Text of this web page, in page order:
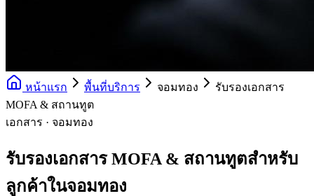
หน้าแรก พื้นที่บริการ จอมทอง
รับรองเอกสาร
MOFA & สถานทูต
เอกสาร · จอมทอง
รับรองเอกสาร MOFA & สถานทูตสำหรับ
ลูกค้าในจอมทอง